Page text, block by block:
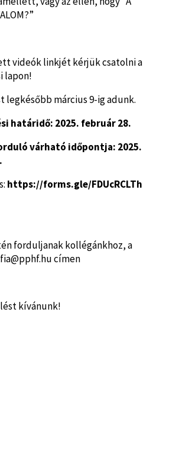
videók linkjét kérjük csatolni a
lapon!
legkésőbb március 9-ig adunk.
határidő: 2025. február 28.
várható időpontja: 2025.
https://forms.gle/FDUcRCLTh
forduljanak kollégánkhoz, a
címen
kívánunk!